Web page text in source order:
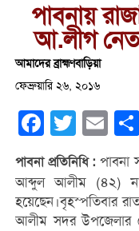
পাবনায়
আ.লীগ
আমাদের ব্রাহ্মণবাড়িয়া
ফেব্রুয়ারি ২৬, ২০১৬
Facebook
Twitter Email
পাবনা প্রতিনিধি : পাবনা
আব্দুল আলীম (৪২)
হয়েছেন।বৃহস্পতিবার
আলীম সদর উপজেলার